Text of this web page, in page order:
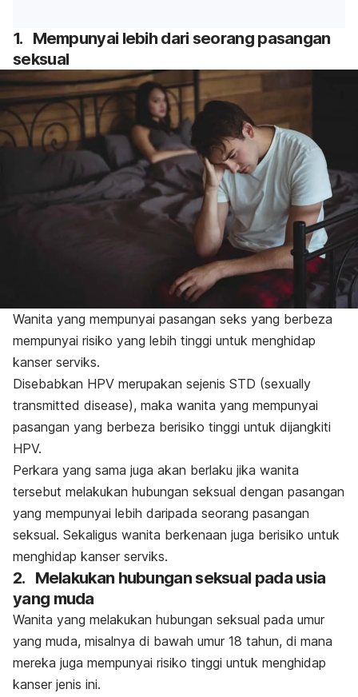
1. Mempunyai lebih dari seorang pasangan
seksual
Wanita yang mempunyai pasangan seks yang berbeza
mempunyai risiko yang lebih tinggi untuk menghidap
kanser serviks.
Disebabkan HPV merupakan sejenis STD (sexually
transmitted disease), maka wanita yang mempunyai
pasangan yang berbeza berisiko tinggi untuk dijangkiti
HPV.
Perkara yang sama juga akan berlaku jika wanita
tersebut melakukan hubungan seksual dengan pasangan
yang mempunyai lebih daripada seorang pasangan
seksual. Sekaligus wanita berkenaan juga berisiko untuk
menghidap kanser serviks.
2. Melakukan hubungan seksual pada usia
yang muda
Wanita yang melakukan hubungan seksual pada umur
yang muda, misalnya di bawah umur 18 tahun, di mana
mereka juga mempunyai risiko tinggi untuk menghidap
kanser jenis ini.